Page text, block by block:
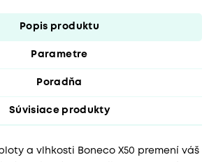
Popis produktu
Parametre
Poradňa
Súvisiace produkty
a vlhkosti Boneco X50 premení váš